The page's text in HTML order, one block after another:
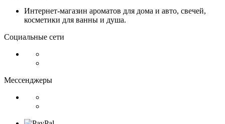
Интернет-магазин ароматов для дома и авто, свечей,
косметики для ванны и душа.
Социальные сети
Мессенджеры